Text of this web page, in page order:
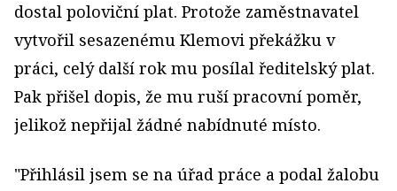
dostal poloviční plat. Protože zaměstnavatel
vytvořil sesazenému Klemovi překážku v
práci, celý další rok mu posílal ředitelský plat.
Pak přišel dopis, že mu ruší pracovní poměr,
jelikož nepřijal žádné nabídnuté místo.
"Přihlásil jsem se na úřad práce a podal žalobu